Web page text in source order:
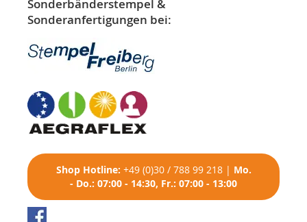
Sonderbänderstempel &
Sonderanfertigungen bei:
Shop Hotline: +49 (0)30 / 788 99 218| Mo.
- Do.: 07:00 - 14:30, Fr.: 07:00 - 13:00